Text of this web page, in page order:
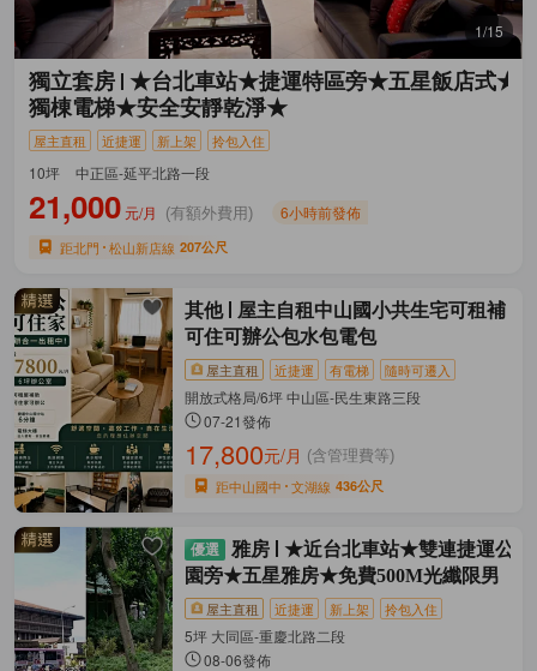
1/15
獨立套房 ★台北車站★捷運特區旁★五星飯店式★
獨棟電梯★安全安靜乾淨★
屋主直租 近捷運 新上架 拎包入住
10坪 中正區-延平北路一段
21,000 元/月 (有額外費用) 6小時前發佈
距北門 松山新店線 207公尺
其他
屋主自租中山國小共生宅可租補
可住可辦公包水包電包
屋主直租 近捷運 有電梯 隨時可遷入
開放式格局/6坪 中山區-民生東路三段
07-21發佈
17,800元/月 (含管理費等)
距中山國中 文湖線 436公尺
雅房
★近台北車站★雙連捷運公
園旁★五星雅房★免費500M光纖限男
屋主直租 近捷運 新上架 拎包入住
5坪 大同區-重慶北路二段
08-06發佈